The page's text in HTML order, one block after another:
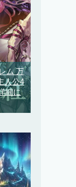
ム 万
人公4
細に